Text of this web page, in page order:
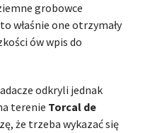
grobowce
właśnie one otrzymały
ów wpis do
odkryli jednak
terenie Torcal de
że trzeba wykazać się